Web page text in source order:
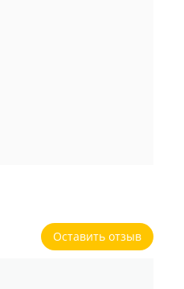
Оставить отзыв